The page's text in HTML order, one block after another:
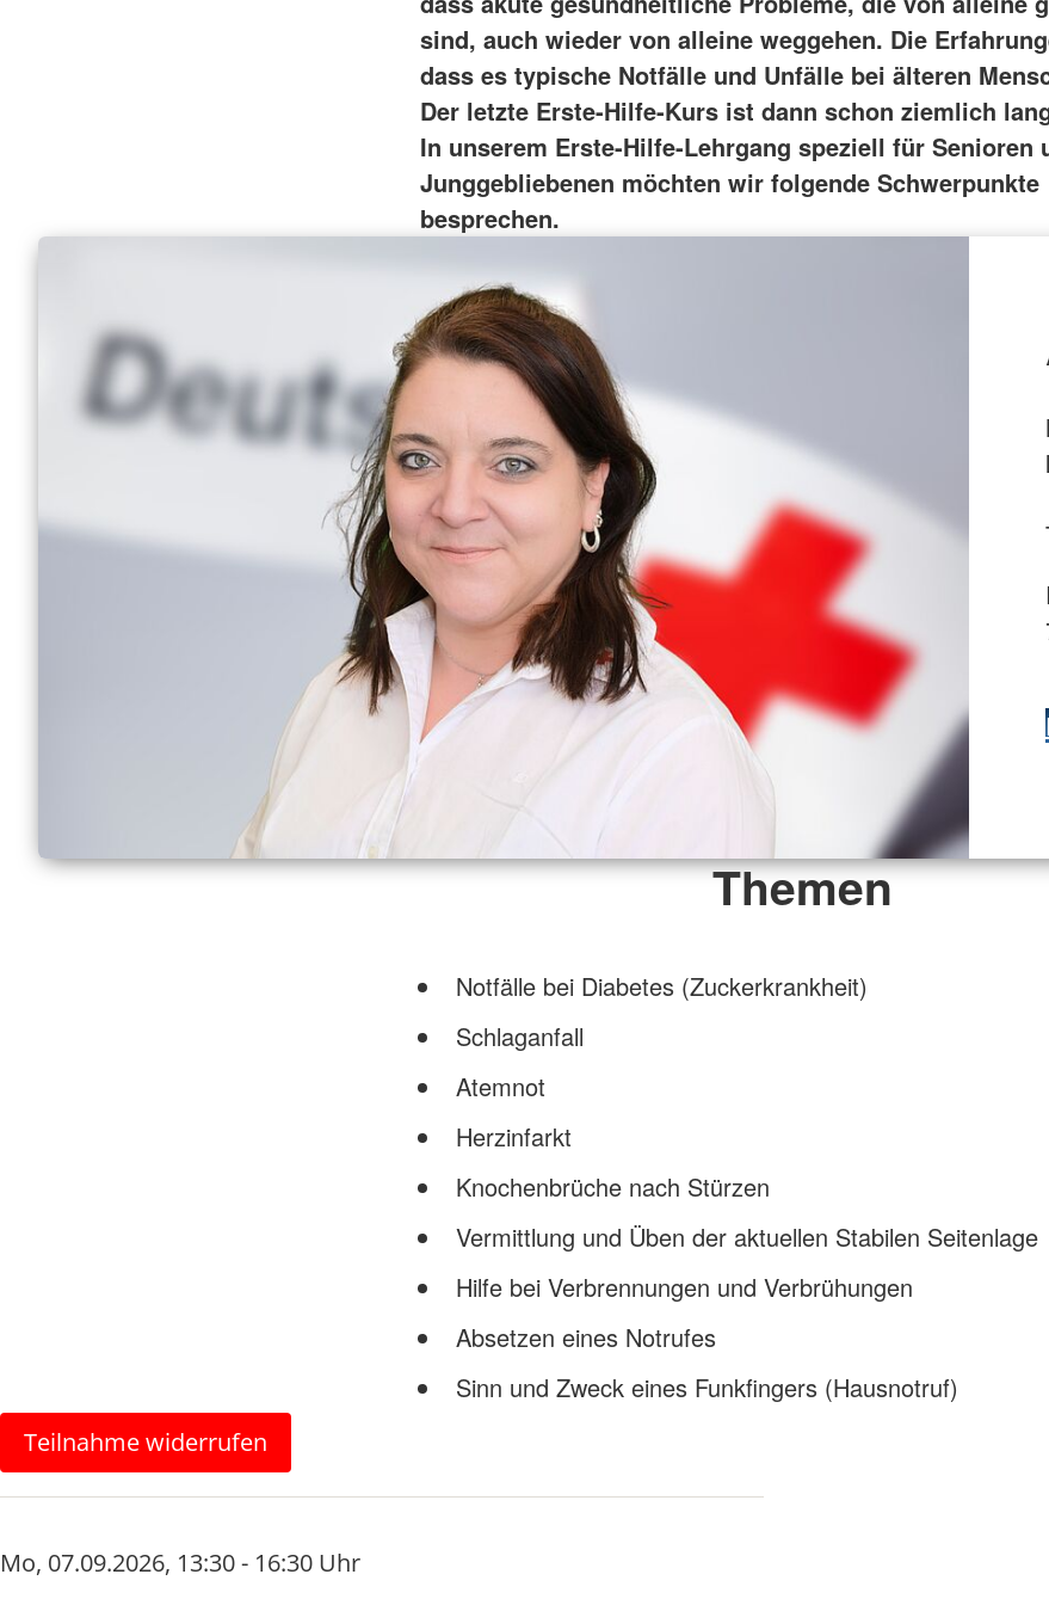
sind, auch wieder von alleine weggehen. Die
dass es typische Notfälle und Unfälle bei älteren
Der letzte Erste-Hilfe-Kurs ist dann schon ziemlich
In unserem Erste-Hilfe-Lehrgang speziell für Senioren
Junggebliebenen möchten wir folgende Schwerpunkte
besprechen.
Themen
Notfälle bei Diabetes (Zuckerkrankheit)
Schlaganfall
Atemnot
Herzinfarkt
Knochenbrüche nach Stürzen
Vermittlung und Üben der aktuellen Stabilen Seitenlage
Hilfe bei Verbrennungen und Verbrühungen
Absetzen eines Notrufes
Sinn und Zweck eines Funkfingers (Hausnotruf)
Teilnahme widerrufen
Mo, 07.09.2026, 13:30 - 16:30 Uhr